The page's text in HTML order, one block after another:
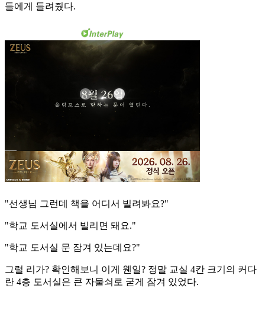
들에게 들려줬다.
"선생님 그런데 책을 어디서 빌려봐요?"
"학교 도서실에서 빌리면 돼요."
"학교 도서실 문 잠겨 있는데요?"
그럴 리가? 확인해보니 이게 웬일? 정말 교실 4칸 크기의 커다
란 4층 도서실은 큰 자물쇠로 굳게 잠겨 있었다.